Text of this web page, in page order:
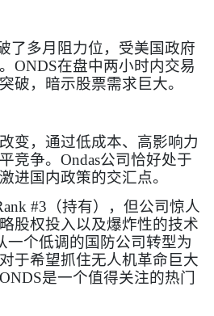
了多月阻力位，受美国政府
ONDS在盘中两小时内交易
破，暗示股票需求巨大。
变，通过低成本、高影响力
竞争。 Ondas公司恰好处于
进国内政策的交汇点。
#3 （持有），但公司惊人
股权投入以及爆炸性的技术
一个低调的国防公司转型为
于希望抓住无人机革命巨大
ONDS是一个值得关注的热门